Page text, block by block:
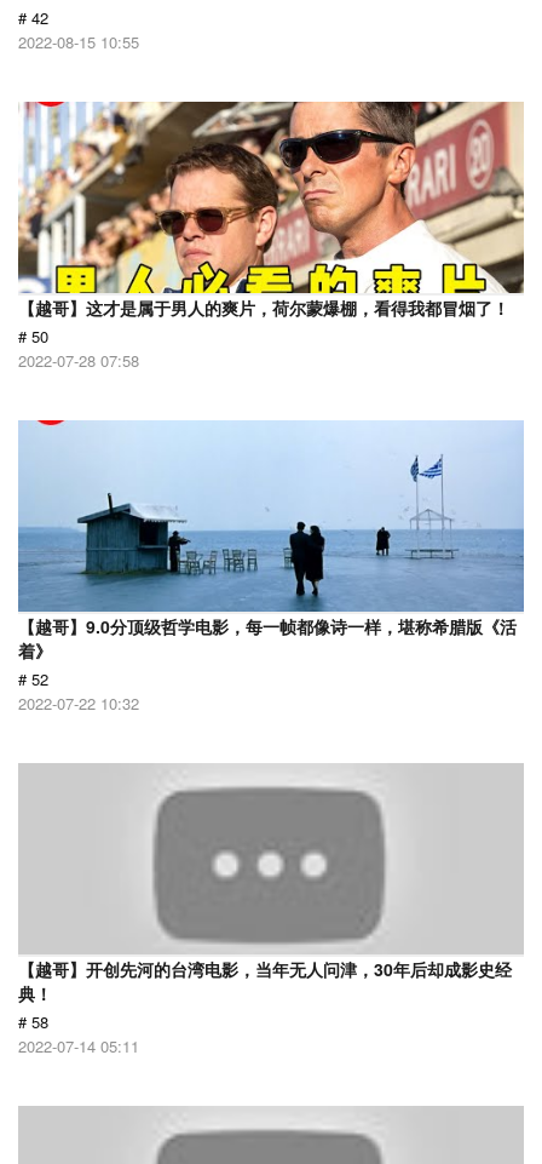
# 42
2022-08-15 10:55
【越哥】这才是属于男人的爽片，荷尔蒙爆棚，看得我都冒烟了！
# 50
2022-07-28 07:58
【越哥】9.0分顶级哲学电影，每一帧都像诗一样，堪称希腊版《活
着》
# 52
2022-07-22 10:32
【越哥】开创先河的台湾电影，当年无人问津，30年后却成影史经
典！
# 58
2022-07-14 05:11